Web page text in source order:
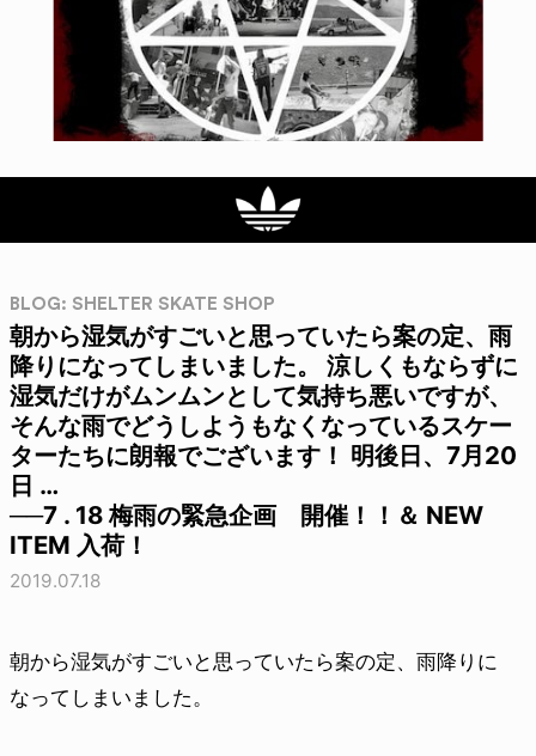
BLOG: SHELTER SKATE SHOP
朝から湿気がすごいと思っていたら案の定、雨
降りになってしまいました。 涼しくもならずに
湿気だけがムンムンとして気持ち悪いですが、
そんな雨でどうしようもなくなっているスケー
ターたちに朗報でございます！ 明後日、7月20
日 …
──7 . 18 梅雨の緊急企画 開催！！＆ NEW
ITEM 入荷！
2019.07.18
朝から湿気がすごいと思っていたら案の定、雨降りに
なってしまいました。